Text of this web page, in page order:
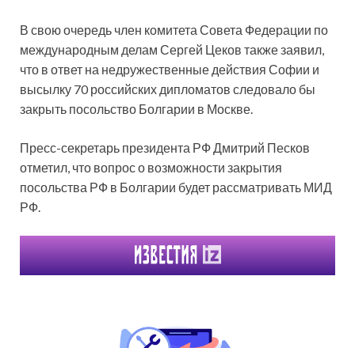
В свою очередь член комитета Совета Федерации по
международным делам Сергей Цеков также заявил,
что в ответ на недружественные действия Софии и
высылку 70 российских дипломатов следовало бы
закрыть посольство Болгарии в Москве.
Пресс-секретарь президента РФ Дмитрий Песков
отметил, что вопрос о возможности закрытия
посольства РФ в Болгарии будет рассматривать МИД
РФ.